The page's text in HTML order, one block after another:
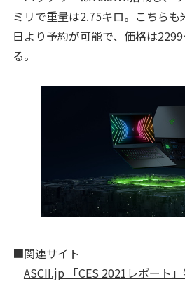
ミリで重量は2.75キロ。こちら
日より予約が可能で、価格は
る。
■関連サイト
ASCII.jp 「CES 2021レポート